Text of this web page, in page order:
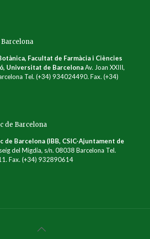
Facultat de Farmàcia i Ciències
Universitat de BarcelonaAv. Joan XXIII,
Tel. (+34) 934024490. Fax. (+34)
de Barcelona
Barcelona (IBB, CSIC-Ajuntament de
del Migdia, s/n. 08038 Barcelona Tel.
Fax. (+34) 932890614